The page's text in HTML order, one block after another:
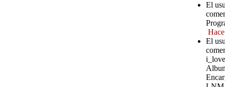
El
El